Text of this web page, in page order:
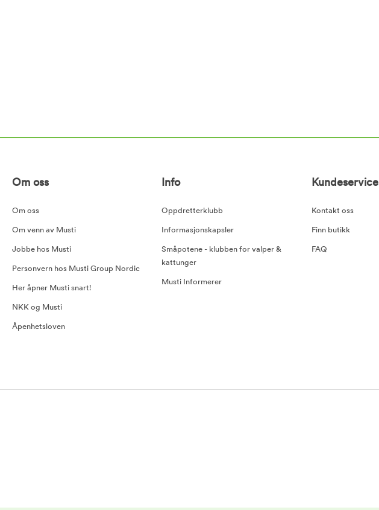
Om oss
Om oss
Om venn av Musti
Jobbe hos Musti
Personvern hos Musti Group Nordic
Her åpner Musti snart!
NKK og Musti
Åpenhetsloven
Info
Oppdretterklubb
Informasjonskapsler
Småpotene - klubben for valper &
kattunger
Musti Informerer
Kundeservice
Kontakt oss
Finn butikk
FAQ